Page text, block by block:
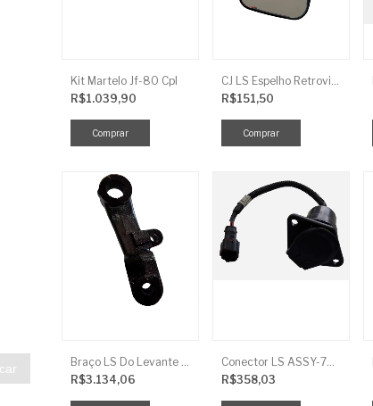
Kit Martelo Jf-80 Cpl
R$1.039,90
CJ LS Espelho Retrovisor
R$151,50
Braço LS Do Levante Direito P/Cilindro
R$3.134,06
Conector LS ASSY-7P(ASAE) TRG730FCI
R$358,03